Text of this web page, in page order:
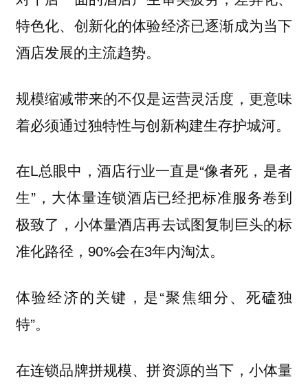
特色化、创新化的体验经济已逐渐成为当下
酒店发展的主流趋势。
规模缩减带来的不仅是运营灵活度，更意味
着必须通过独特性与创新构建生存护城河。
在L总眼中，酒店行业一直是“像者死，是者
生”，大体量连锁酒店已经把标准服务卷到
极致了，小体量酒店再去试图复制巨头的标
准化路径，90%会在3年内淘汰。
体验经济的关键，是“聚焦细分、死磕独
特”。
在连锁品牌拼规模、拼资源的当下，小体量